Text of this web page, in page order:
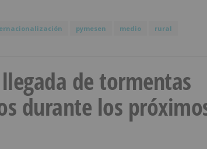
pymesen medio rural
de tormentas
durante los